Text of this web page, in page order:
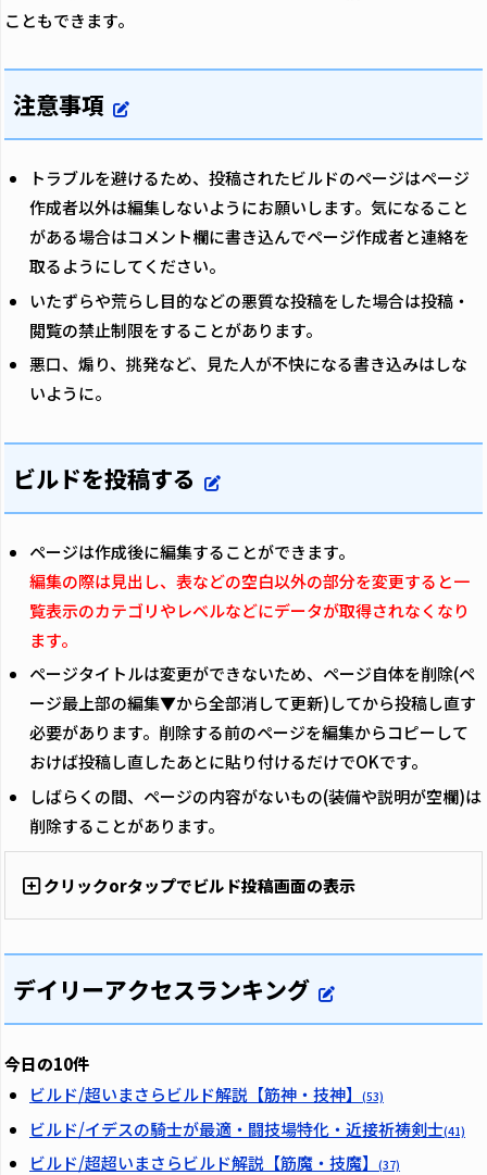
こともできます。
注意事項
トラブルを避けるため、投稿されたビルドのページはページ
作成者以外は編集しないようにお願いします。気になること
がある場合はコメント欄に書き込んでページ作成者と連絡を
取るようにしてください。
いたずらや荒らし目的などの悪質な投稿をした場合は投稿・
閲覧の禁止制限をすることがあります。
悪口、煽り、挑発など、見た人が不快になる書き込みはしな
いように。
ビルドを投稿する
ページは作成後に編集することができます。
編集の際は見出し、表などの空白以外の部分を変更すると一
覧表示のカテゴリやレベルなどにデータが取得されなくなり
ます。
ページタイトルは変更ができないため、ページ自体を削除(ペ
ージ最上部の編集▼から全部消して更新)してから投稿し直す
必要があります。削除する前のページを編集からコピーして
おけば投稿し直したあとに貼り付けるだけでOKです。
しばらくの間、ページの内容がないもの(装備や説明が空欄)は
削除することがあります。
クリックorタップでビルド投稿画面の表示
デイリーアクセスランキング
今日の10件
ビルド/超いまさらビルド解説【筋神・技神】
(53)
ビルド/イデスの騎士が最適・闘技場特化・近接祈祷剣士(41)
ビルド/超超いまさらビルド解説【筋魔・技魔】 (37)